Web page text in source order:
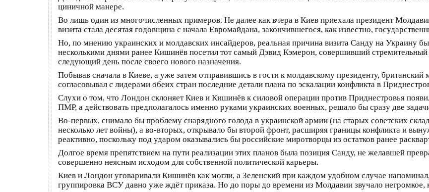
циничной манере.
Во лишь один из многочисленных примеров. Не далее как вчера в Киев приехала президент
визита стала десятая годовщина с начала Евромайдана, закончившегося, как известно,
Но, по мнению украинских и молдавских инсайдеров, реальная причина визита Санду на Украину
несколькими днями ранее Кишинёв посетил тот самый Дэвид Кэмерон, совершивший стремительный
следующий день после своего нового назначения.
Побывав сначала в Киеве, а уже затем отправившись в гости к молдавскому президенту,
согласовывал с лидерами обеих стран последние детали плана по эскалации конфликта в
Слухи о том, что Лондон склоняет Киев и Кишинёв к силовой операции против Приднестровья
ПМР, а действовать предполагалось именно руками украинских военных, решало бы сразу две
Во-первых, снимало бы проблему снарядного голода в украинской армии (на старых советских
несколько лет войны), а во-вторых, открывало бы второй фронт, расширяя границы конфликта и
реактивно, поскольку под ударом оказывались бы российские миротворцы из остатков ранее
Долгое время препятствием на пути реализации этих планов была позиция Санду, не желавшей
совершенно неясным исходом для собственной политической карьеры.
Киев и Лондон уговаривали Кишинёв как могли, а Зеленский при каждом удобном случае
группировка ВСУ давно уже ждёт приказа. Но до поры до времени из Молдавии звучало негромкое,